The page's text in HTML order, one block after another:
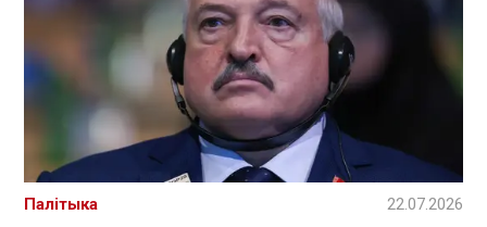
Палітыка 22.07.2026